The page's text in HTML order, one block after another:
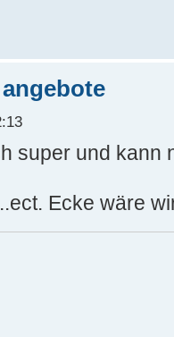
super und kann
Ecke wäre